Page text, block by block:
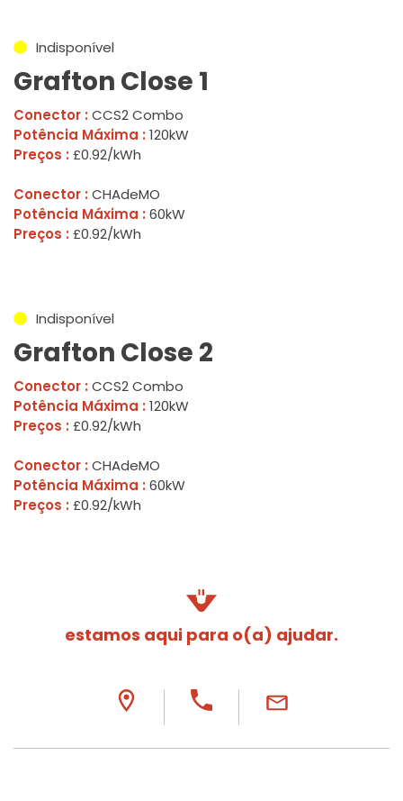
Indisponível
Grafton Close 1
Conector : CCS2 Combo
Potência Máxima : 120kW
Preços : £0.92/kWh
Conector : CHAdeMO
Potência Máxima : 60kW
Preços : £0.92/kWh
Indisponível
Grafton Close 2
Conector : CCS2 Combo
Potência Máxima : 120kW
Preços : £0.92/kWh
Conector : CHAdeMO
Potência Máxima : 60kW
Preços : £0.92/kWh
estamos aqui para o(a) ajudar.